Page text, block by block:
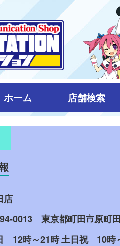
ホーム 店舗検索
店
0013 東京都町田市原町
12時～21時 土日祝 10時